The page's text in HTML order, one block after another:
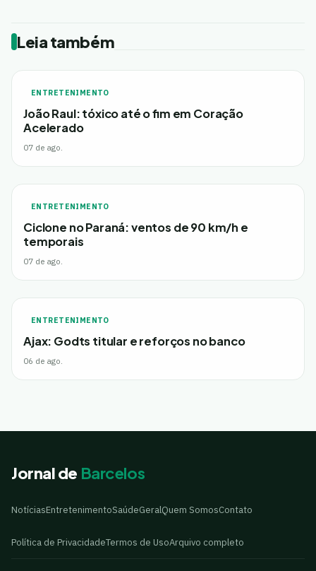
Leia também
ENTRETENIMENTO
João Raul: tóxico até o fim em Coração
Acelerado
07 de ago.
ENTRETENIMENTO
Ciclone no Paraná: ventos de 90 km/h e
temporais
07 de ago.
ENTRETENIMENTO
Ajax: Godts titular e reforços no banco
06 de ago.
Jornal de Barcelos
NotíciasEntretenimentoSaúdeGeralQuem SomosContato
Política de PrivacidadeTermos de UsoArquivo completo